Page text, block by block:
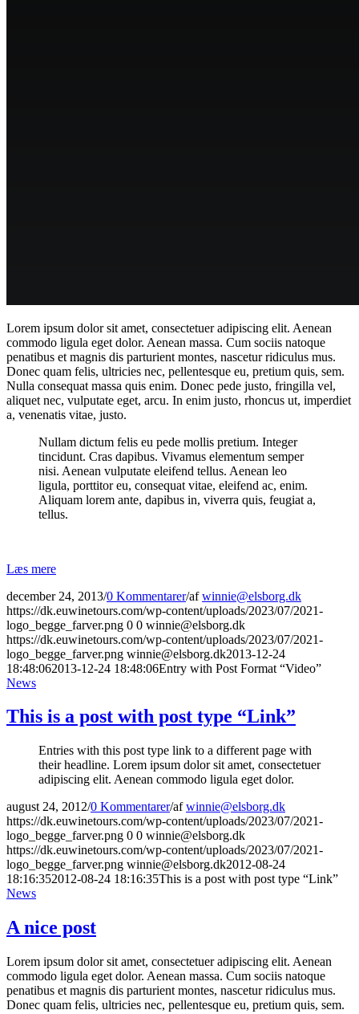
Lorem ipsum dolor sit amet, consectetuer adipiscing elit. Aenean
commodo ligula eget dolor. Aenean massa. Cum sociis natoque
penatibus et magnis dis parturient montes, nascetur ridiculus mus.
Donec quam felis, ultricies nec, pellentesque eu, pretium quis, sem.
Nulla consequat massa quis enim. Donec pede justo, fringilla vel,
aliquet nec, vulputate eget, arcu. In enim justo, rhoncus ut, imperdiet
a, venenatis vitae, justo.
Nullam dictum felis eu pede mollis pretium. Integer
tincidunt. Cras dapibus. Vivamus elementum semper
nisi. Aenean vulputate eleifend tellus. Aenean leo
ligula, porttitor eu, consequat vitae, eleifend ac, enim.
Aliquam lorem ante, dapibus in, viverra quis, feugiat a,
tellus.
Læs mere
december 24, 2013/0 Kommentarer/afwinnie@elsborg.dk
https://dk.euwinetours.com/wp-content/uploads/2023/07/2021-
logo_begge_farver.png 0 0 winnie@elsborg.dk
https://dk.euwinetours.com/wp-content/uploads/2023/07/2021-
logo_begge_farver.png winnie@elsborg.dk2013-12-24
18:48:062013-12-24 18:48:06Entry with Post Format “Video”
News
This is a post with post type “Link”
Entries with this post type link to a different page with
their headline. Lorem ipsum dolor sit amet, consectetuer
adipiscing elit. Aenean commodo ligula eget dolor.
august 24, 2012/0 Kommentarer/afwinnie@elsborg.dk
https://dk.euwinetours.com/wp-content/uploads/2023/07/2021-
logo_begge_farver.png 0 0 winnie@elsborg.dk
https://dk.euwinetours.com/wp-content/uploads/2023/07/2021-
logo_begge_farver.png winnie@elsborg.dk2012-08-24
18:16:352012-08-24 18:16:35This is a post with post type “Link”
News
A nice post
Lorem ipsum dolor sit amet, consectetuer adipiscing elit. Aenean
commodo ligula eget dolor. Aenean massa. Cum sociis natoque
penatibus et magnis dis parturient montes, nascetur ridiculus mus.
Donec quam felis, ultricies nec, pellentesque eu, pretium quis, sem.